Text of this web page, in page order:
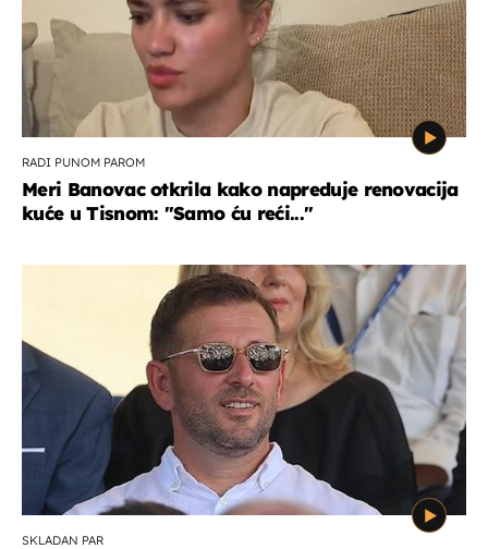
RADI PUNOM PAROM
Meri Banovac otkrila kako napreduje renovacija
kuće u Tisnom: "Samo ću reći..."
SKLADAN PAR